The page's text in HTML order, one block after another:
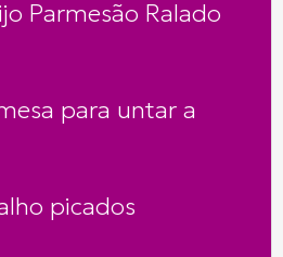
Parmesão Ralado
para untar a
picados